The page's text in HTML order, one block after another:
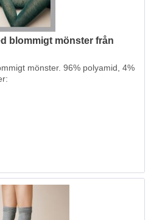
blommigt mönster från
mönster. 96% polyamid, 4%